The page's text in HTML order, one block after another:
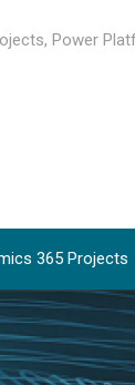
Power
365 Projects